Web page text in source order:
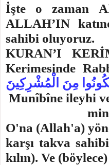
İşte o zaman
ALLAH’IN
sahibi oluyoruz.
KURAN’I
Kerimesinde
مِنَ الْمُشْرِكِينَ
Munîbîne ileyhi
O'na (Allah'a)
karşı takva
kılın). Ve